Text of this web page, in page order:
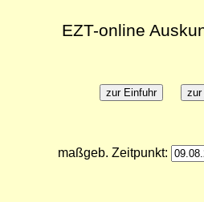
EZT-online
maßgeb. Zeitpunkt: